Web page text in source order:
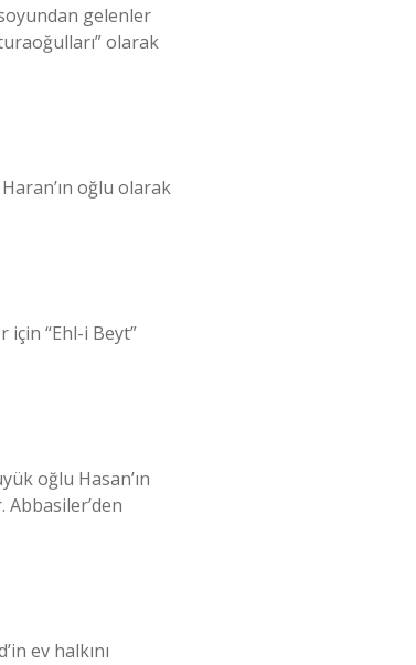
gelenler
olarak
oğlu olarak
“Ehl-i Beyt”
oğlu Hasan’ın
Abbasiler’den